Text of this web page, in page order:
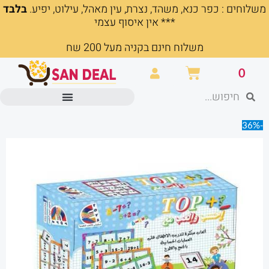
דילוג
משלוחים : כפר כנא, משהד, נצרת, עין מאהל, עילוט, יפיע.בלבד
*** אין איסוף עצמי
משלוח חינם בקניה מעל 200 שח
0 עגלת
קניות חיפושחיפוש
-36%